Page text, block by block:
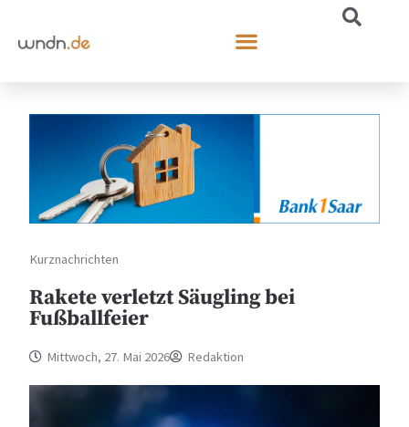
Kurznachrichten
Rakete verletzt Säugling bei
Fußballfeier
Mittwoch, 27. Mai 2026 Redaktion